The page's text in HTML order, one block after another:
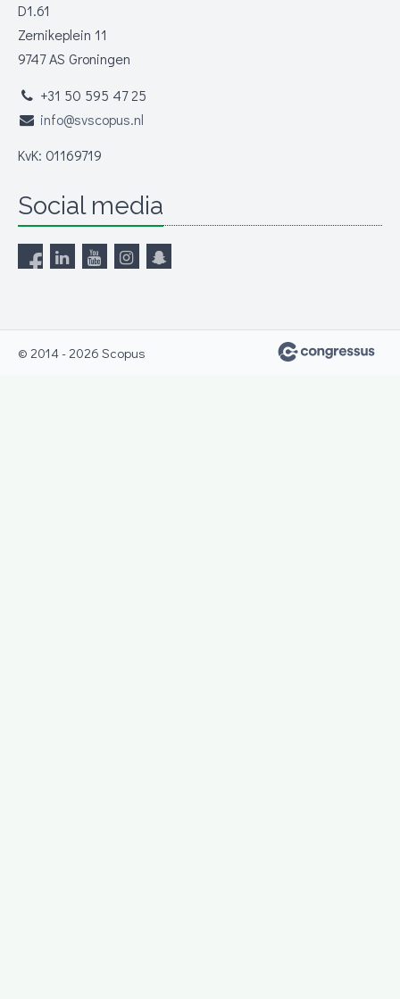
D1.61
Zernikeplein 11
9747 AS Groningen
+31 50 595 47 25
info@svscopus.nl
KvK: 01169719
Social media
© 2014 - 2026 Scopus